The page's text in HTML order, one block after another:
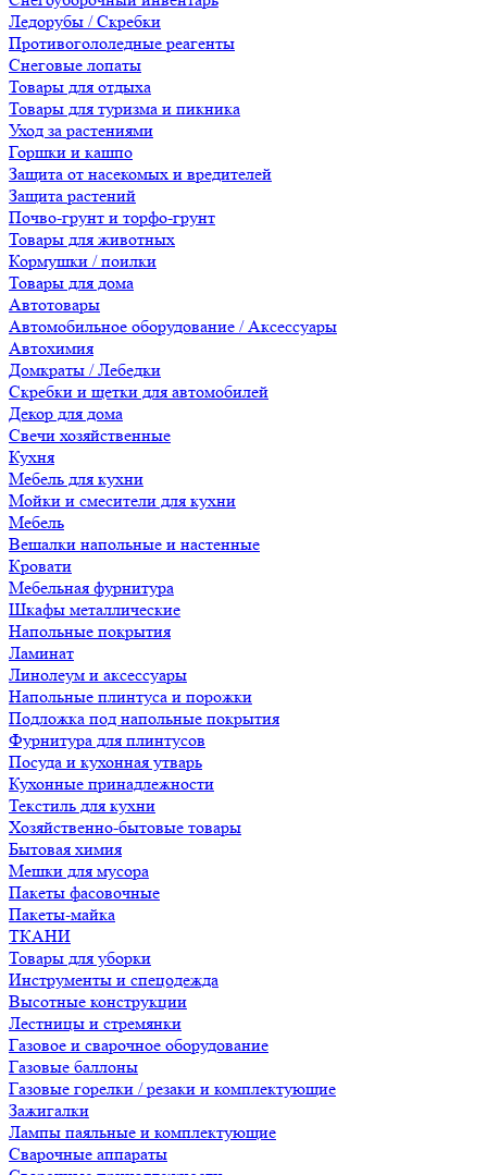
Ледорубы / Скребки
Противогололедные реагенты
Снеговые лопаты
Товары для отдыха
Товары для туризма и пикника
Уход за растениями
Горшки и кашпо
Защита от насекомых и вредителей
Защита растений
Почво-грунт и торфо-грунт
Товары для животных
Кормушки / поилки
Товары для дома
Автотовары
Автомобильное оборудование / Аксессуары
Автохимия
Домкраты / Лебедки
Скребки и щетки для автомобилей
Декор для дома
Свечи хозяйственные
Кухня
Мебель для кухни
Мойки и смесители для кухни
Мебель
Вешалки напольные и настенные
Кровати
Мебельная фурнитура
Шкафы металлические
Напольные покрытия
Ламинат
Линолеум и аксессуары
Напольные плинтуса и порожки
Подложка под напольные покрытия
Фурнитура для плинтусов
Посуда и кухонная утварь
Кухонные принадлежности
Текстиль для кухни
Хозяйственно-бытовые товары
Бытовая химия
Мешки для мусора
Пакеты фасовочные
Пакеты-майка
ТКАНИ
Товары для уборки
Инструменты и спецодежда
Высотные конструкции
Лестницы и стремянки
Газовое и сварочное оборудование
Газовые баллоны
Газовые горелки / резаки и комплектующие
Зажигалки
Лампы паяльные и комплектующие
Сварочные аппараты